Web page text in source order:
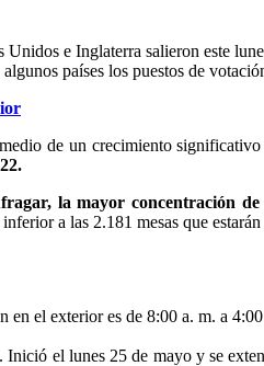
e Inglaterra salieron este
países los puestos de
de un crecimiento
la mayor concentración
a las 2.181 mesas que
el exterior es de 8:00 a. m. a
el lunes 25 de mayo y se